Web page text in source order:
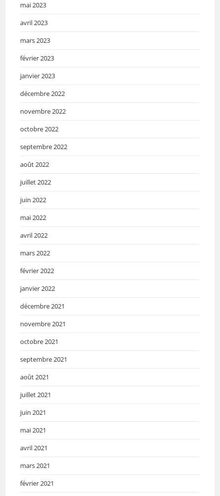
mai 2023
avril 2023
mars 2023
février 2023
janvier 2023
décembre 2022
novembre 2022
octobre 2022
septembre 2022
août 2022
juillet 2022
juin 2022
mai 2022
avril 2022
mars 2022
février 2022
janvier 2022
décembre 2021
novembre 2021
octobre 2021
septembre 2021
août 2021
juillet 2021
juin 2021
mai 2021
avril 2021
mars 2021
février 2021